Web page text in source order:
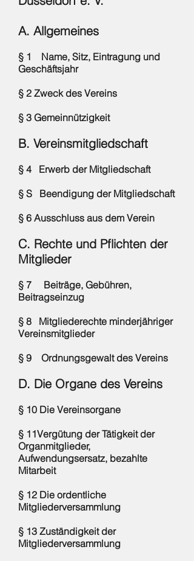
A. Allgemeines
§ 1 Name, Sitz, Eintragung und
Geschäftsjahr
§ 2 Zweck des Vereins
§ 3 Gemeinnützigkeit
B. Vereinsmitgliedschaft
§ 4 Erwerb der Mitgliedschaft
§ S Beendigung der Mitgliedschaft
§ 6 Ausschluss aus dem Verein
C. Rechte und Pflichten der
Mitglieder
§ 7 Beiträge, Gebühren,
Beitragseinzug
§ 8 Mitgliederechte minderjähriger
Vereinsmitglieder
§ 9 Ordnungsgewalt des Vereins
D. Die Organe des Vereins
§ 10 Die Vereinsorgane
§ 11Vergütung der Tätigkeit der
Organmitglieder,
Aufwendungsersatz, bezahlte
Mitarbeit
§ 12 Die ordentliche
Mitgliederversammlung
§ 13 Zuständigkeit der
Mitgliederversammlung